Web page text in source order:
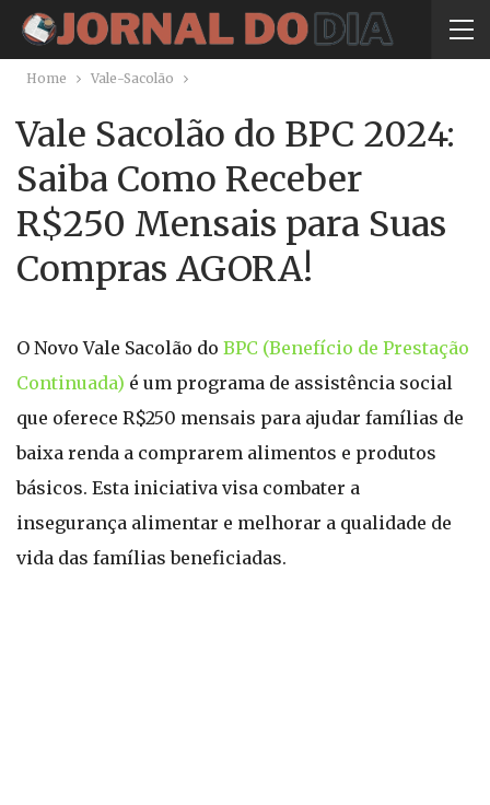
Home Vale-Sacolão
Vale Sacolão do BPC 2024:
Saiba Como Receber
R$250 Mensais para Suas
Compras AGORA!
O Novo Vale Sacolão do BPC (Benefício de Prestação
Continuada) é um programa de assistência social
que oferece R$250 mensais para ajudar famílias de
baixa renda a comprarem alimentos e produtos
básicos. Esta iniciativa visa combater a
insegurança alimentar e melhorar a qualidade de
vida das famílias beneficiadas.